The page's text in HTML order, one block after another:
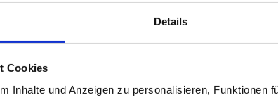
Details
Cookies
Inhalte und Anzeigen zu personalisieren, Funktionen
zur